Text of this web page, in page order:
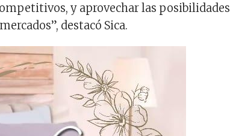
y aprovechar las posibilidades
destacó Sica.